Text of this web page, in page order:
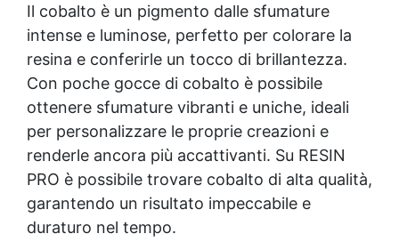
Il cobalto è un pigmento dalle sfumature
intense e luminose, perfetto per colorare la
resina e conferirle un tocco di brillantezza.
Con poche gocce di cobalto è possibile
ottenere sfumature vibranti e uniche, ideali
per personalizzare le proprie creazioni e
renderle ancora più accattivanti. Su RESIN
PRO è possibile trovare cobalto di alta qualità,
garantendo un risultato impeccabile e
duraturo nel tempo.